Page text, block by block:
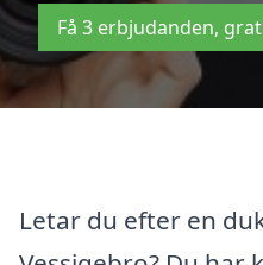
Få 3 erbjudanden,
Letar du efter en